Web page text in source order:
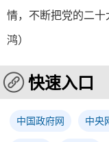
情，不断把党的二
鸿）
快速入口
中国政府网 中央